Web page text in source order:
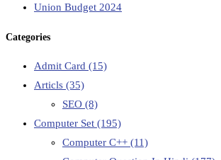
Union Budget 2024
Categories
Admit Card (15)
Articls (35)
SEO (8)
Computer Set (195)
Computer C++ (11)